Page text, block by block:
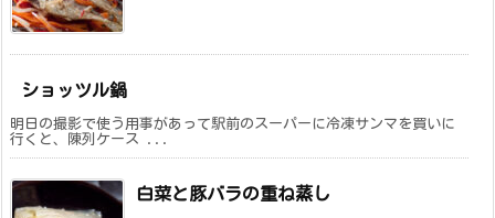
ショッツル鍋
明日の撮影で使う用事があって駅前のスーパーに冷凍サンマを買いに
行くと、陳列ケース ...
白菜と豚バラの重ね蒸し